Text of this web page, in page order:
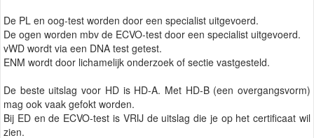
De PL en oog-test worden door een specialist uitgevoerd.
De ogen worden mbv de ECVO-test door een specialist uitgevoerd.
vWD wordt via een DNA test getest.
ENM wordt door lichamelijk onderzoek of sectie vastgesteld.
De beste uitslag voor HD is HD-A. Met HD-B (een overgangsvorm)
mag ook vaak gefokt worden.
Bij ED en de ECVO-test is VRIJ de uitslag die je op het certificaat wil
zien.